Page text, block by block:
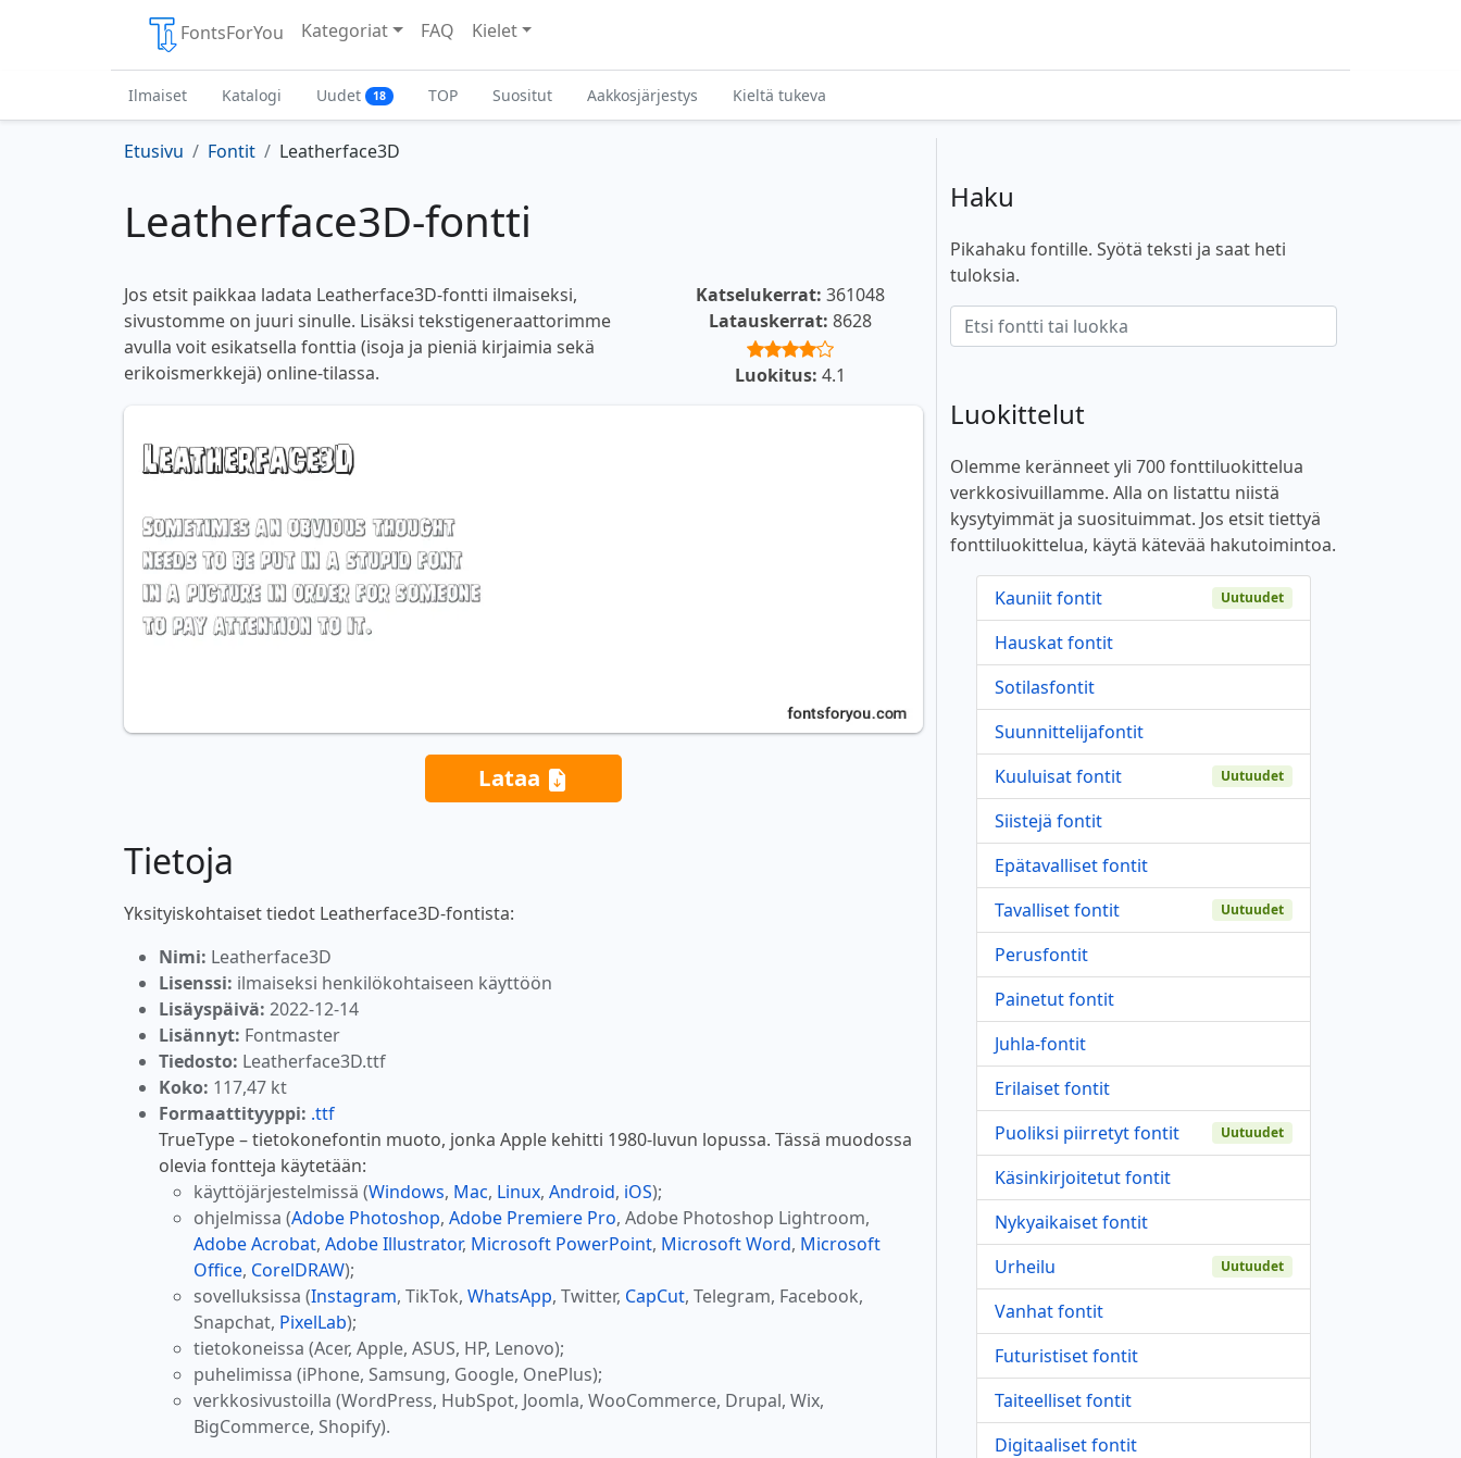
FontsForYou Kategoriat FAQ Kielet
Ilmaiset Katalogi Uudet 18 TOP Suositut Aakkosjärjestys Kieltä tukeva
Etusivu Fontit Leatherface3D
Leatherface3D-fontti
Jos etsit paikkaa ladata Leatherface3D-fontti ilmaiseksi,
sivustomme on juuri sinulle. Lisäksi tekstigeneraattorimme
avulla voit esikatsella fonttia (isoja ja pieniä kirjaimia sekä
erikoismerkkejä) online-tilassa.
Katselukerrat: 361048
Latauskerrat: 8628
Luokitus: 4.1
Lataa
Tietoja
Yksityiskohtaiset tiedot Leatherface3D-fontista:
Nimi: Leatherface3D
Lisenssi: ilmaiseksi henkilökohtaiseen käyttöön
Lisäyspäivä: 2022-12-14
Lisännyt: Fontmaster
Tiedosto: Leatherface3D.ttf
Koko: 117,47 kt
Formaattityyppi: .ttf
TrueType – tietokonefontin muoto, jonka Apple kehitti 1980-luvun lopussa. Tässä muodossa
olevia fontteja käytetään:
käyttöjärjestelmissä (Windows, Mac, Linux, Android, iOS);
ohjelmissa (Adobe Photoshop, Adobe Premiere Pro, Adobe Photoshop Lightroom,
Adobe Acrobat, Adobe Illustrator, Microsoft PowerPoint, Microsoft Word, Microsoft
Office, CorelDRAW);
sovelluksissa (Instagram, TikTok, WhatsApp, Twitter, CapCut, Telegram, Facebook,
Snapchat, PixelLab);
tietokoneissa (Acer, Apple, ASUS, HP, Lenovo);
puhelimissa (iPhone, Samsung, Google, OnePlus);
verkkosivustoilla (WordPress, HubSpot, Joomla, WooCommerce, Drupal, Wix,
BigCommerce, Shopify).
Haku
Pikahaku fontille. Syötä teksti ja saat heti
tuloksia.
Luokittelut
Olemme keränneet yli 700 fonttiluokittelua
verkkosivuillamme. Alla on listattu niistä
kysytyimmät ja suosituimmat. Jos etsit tiettyä
fonttiluokittelua, käytä kätevää hakutoimintoa.
Kauniit fontit Uutuudet
Hauskat fontit
Sotilasfontit
Suunnittelijafontit
Kuuluisat fontit
Uutuudet
Siistejä fontit
Epätavalliset fontit
Tavalliset fontit
Uutuudet
Perusfontit
Painetut fontit
Juhla-fontit
Erilaiset fontit
Puoliksi piirretyt fontit
Uutuudet
Käsinkirjoitetut fontit
Nykyaikaiset fontit
Urheilu
Uutuudet
Vanhat fontit
Futuristiset fontit
Taiteelliset fontit
Digitaaliset fontit